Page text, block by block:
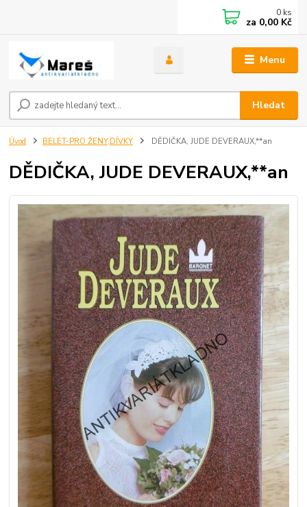
Menu
Hledat
0 ks
za 0,00 Kč
Úvod BELET-PRO ŽENY,DÍVKY DĚDIČKA, JUDE DEVERAUX,**an
DĚDIČKA, JUDE DEVERAUX,**an